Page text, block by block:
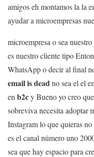
amigos eh montamos la la
ayudar a microempresas
microempresa o sea
es nuestro cliente tipo
WhatsApp o decir al final
email is deadno sea el el
en b2cy Bueno yo creo
sobreviva necesita adoptar
Instagram lo que quieras
es el canal número uno
sea que hay espacio para